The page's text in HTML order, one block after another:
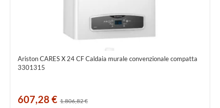
Ariston CARES X 24 CF Caldaia murale convenzionale compatta
3301315
607,28 € 1.806,82 €